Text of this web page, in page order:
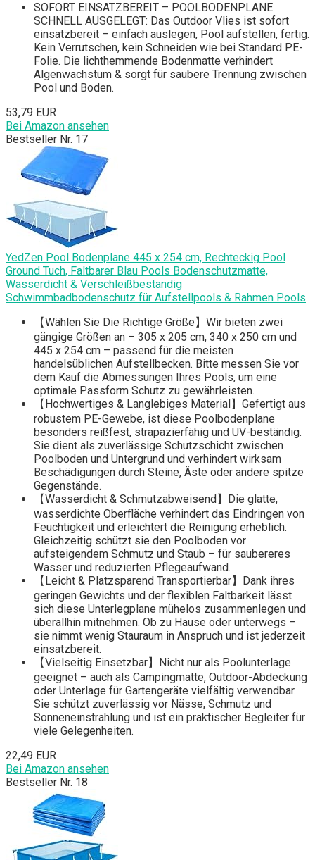
SOFORT EINSATZBEREIT – POOLBODENPLANE
SCHNELL AUSGELEGT: Das Outdoor Vlies ist sofort
einsatzbereit – einfach auslegen, Pool aufstellen, fertig.
Kein Verrutschen, kein Schneiden wie bei Standard PE-
Folie. Die lichthemmende Bodenmatte verhindert
Algenwachstum & sorgt für saubere Trennung zwischen
Pool und Boden.
53,79 EUR
Bei Amazon ansehen
Bestseller Nr. 17
YedZen Pool Bodenplane 445 x 254 cm, Rechteckig Pool
Ground Tuch, Faltbarer Blau Pools Bodenschutzmatte,
Wasserdicht & Verschleißbeständig
Schwimmbadbodenschutz für Aufstellpools & Rahmen Pools
【Wählen Sie Die Richtige Größe】Wir bieten zwei
gängige Größen an – 305 x 205 cm, 340 x 250 cm und
445 x 254 cm – passend für die meisten
handelsüblichen Aufstellbecken. Bitte messen Sie vor
dem Kauf die Abmessungen Ihres Pools, um eine
optimale Passform Schutz zu gewährleisten.
【Hochwertiges & Langlebiges Material】Gefertigt aus
robustem PE-Gewebe, ist diese Poolbodenplane
besonders reißfest, strapazierfähig und UV-beständig.
Sie dient als zuverlässige Schutzschicht zwischen
Poolboden und Untergrund und verhindert wirksam
Beschädigungen durch Steine, Äste oder andere spitze
Gegenstände.
【Wasserdicht & Schmutzabweisend】Die glatte,
wasserdichte Oberfläche verhindert das Eindringen von
Feuchtigkeit und erleichtert die Reinigung erheblich.
Gleichzeitig schützt sie den Poolboden vor
aufsteigendem Schmutz und Staub – für saubereres
Wasser und reduzierten Pflegeaufwand.
【Leicht & Platzsparend Transportierbar】Dank ihres
geringen Gewichts und der flexiblen Faltbarkeit lässt
sich diese Unterlegplane mühelos zusammenlegen und
überallhin mitnehmen. Ob zu Hause oder unterwegs –
sie nimmt wenig Stauraum in Anspruch und ist jederzeit
einsatzbereit.
【Vielseitig Einsetzbar】Nicht nur als Poolunterlage
geeignet – auch als Campingmatte, Outdoor-Abdeckung
oder Unterlage für Gartengeräte vielfältig verwendbar.
Sie schützt zuverlässig vor Nässe, Schmutz und
Sonneneinstrahlung und ist ein praktischer Begleiter für
viele Gelegenheiten.
22,49 EUR
Bei Amazon ansehen
Bestseller Nr. 18